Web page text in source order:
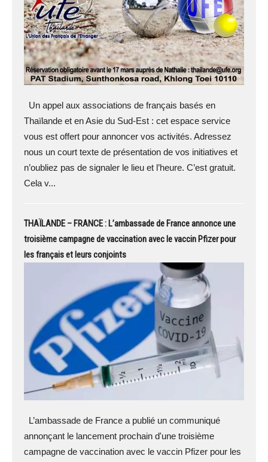
Un appel aux associations de français basés en
Thaïlande et en Asie du Sud-Est : cet espace service
vous est offert pour annoncer vos activités. Adressez
nous un court texte de présentation de vos initiatives et
n’oubliez pas de signaler le lieu et l’heure. C’est gratuit.
Cela v...
THAÏLANDE – FRANCE : L’ambassade de France annonce une
troisième campagne de vaccination avec le vaccin Pfizer pour
les français et leurs conjoints
L’ambassade de France a publié un communiqué
annonçant le lancement prochain d'une troisième
campagne de vaccination avec le vaccin Pfizer pour les